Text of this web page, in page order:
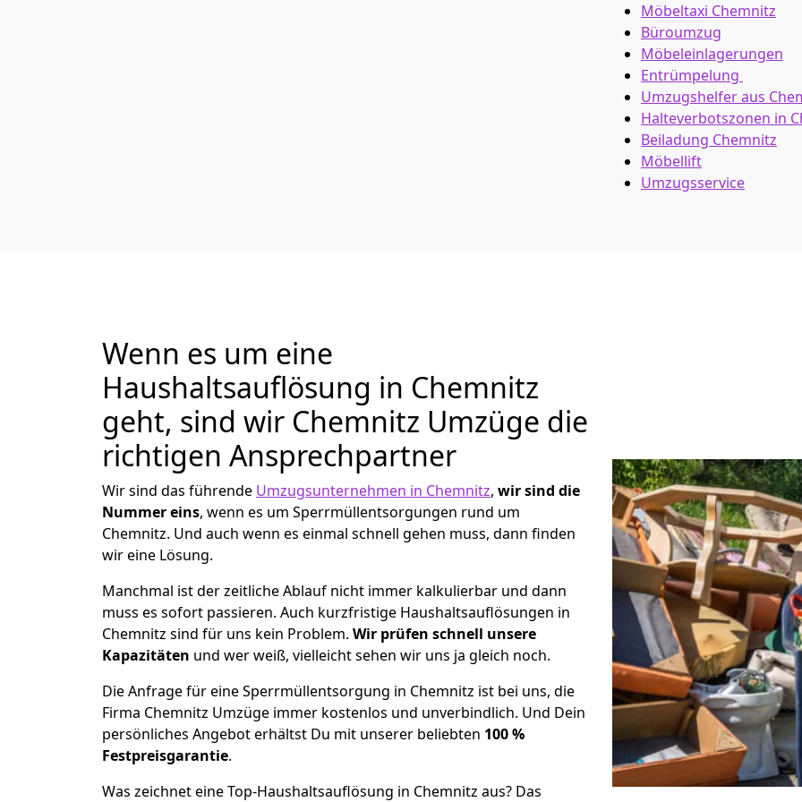
Möbeltaxi Chemnitz
Büroumzug
Möbeleinlagerungen
Entrümpelung
Umzugshelfer aus
Halteverbotszonen in
Beiladung Chemnitz
Möbellift
Umzugsservice
Wenn es um eine
Haushaltsauflösung in Chemnitz
geht, sind wir Chemnitz Umzüge die
richtigen Ansprechpartner
Wir sind das führende Umzugsunternehmen in Chemnitz, wir sind die
Nummer eins, wenn es um Sperrmüllentsorgungen rund um
Chemnitz. Und auch wenn es einmal schnell gehen muss, dann finden
wir eine Lösung.
Manchmal ist der zeitliche Ablauf nicht immer kalkulierbar und dann
muss es sofort passieren. Auch kurzfristige Haushaltsauflösungen in
Chemnitz sind für uns kein Problem. Wir prüfen schnell unsere
Kapazitäten und wer weiß, vielleicht sehen wir uns ja gleich noch.
Die Anfrage für eine Sperrmüllentsorgung in Chemnitz ist bei uns, die
Firma Chemnitz Umzüge immer kostenlos und unverbindlich. Und Dein
persönliches Angebot erhältst Du mit unserer beliebten 100 %
Festpreisgarantie.
Was zeichnet eine Top-Haushaltsauflösung in Chemnitz aus? Das